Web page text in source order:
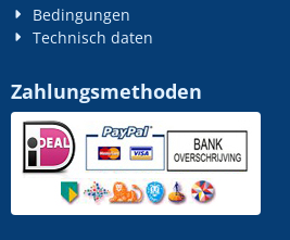
Bedingungen
Technisch daten
Zahlungsmethoden